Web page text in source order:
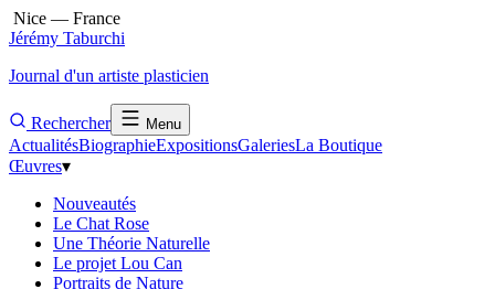
Nice — France
Jérémy Taburchi
Journal d'un artiste plasticien
Rechercher Menu
ActualitésBiographieExpositionsGaleriesLa Boutique
Œuvres▾
Nouveautés
Le Chat Rose
Une Théorie Naturelle
Le projet Lou Can
Portraits de Nature